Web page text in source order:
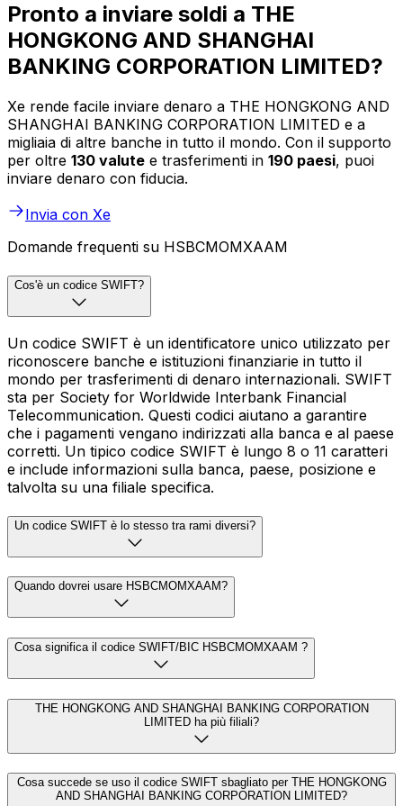
Pronto a inviare soldi a THE
HONGKONG AND SHANGHAI
BANKING CORPORATION LIMITED?
Xe rende facile inviare denaro a THE HONGKONG AND
SHANGHAI BANKING CORPORATION LIMITED e a
migliaia di altre banche in tutto il mondo. Con il supporto
per oltre 130 valute e trasferimenti in 190 paesi, puoi
inviare denaro con fiducia.
Invia con Xe
Domande frequenti su HSBCMOMXAAM
Cos'è un codice SWIFT?
Un codice SWIFT è un identificatore unico utilizzato per
riconoscere banche e istituzioni finanziarie in tutto il
mondo per trasferimenti di denaro internazionali. SWIFT
sta per Society for Worldwide Interbank Financial
Telecommunication. Questi codici aiutano a garantire
che i pagamenti vengano indirizzati alla banca e al paese
corretti. Un tipico codice SWIFT è lungo 8 o 11 caratteri
e include informazioni sulla banca, paese, posizione e
talvolta su una filiale specifica.
Un codice SWIFT è lo stesso tra rami diversi?
Quando dovrei usare HSBCMOMXAAM?
Cosa significa il codice SWIFT/BIC HSBCMOMXAAM ?
THE HONGKONG AND SHANGHAI BANKING CORPORATION
LIMITED ha più filiali?
Cosa succede se uso il codice SWIFT sbagliato per THE HONGKONG
AND SHANGHAI BANKING CORPORATION LIMITED?